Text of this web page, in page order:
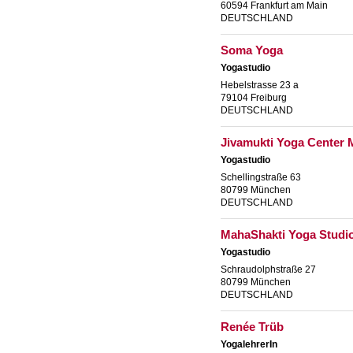
60594 Frankfurt am Main
DEUTSCHLAND
Soma Yoga
Yogastudio
Hebelstrasse 23 a
79104 Freiburg
DEUTSCHLAND
Jivamukti Yoga Center
Yogastudio
Schellingstraße 63
80799 München
DEUTSCHLAND
MahaShakti Yoga
Yogastudio
Schraudolphstraße 27
80799 München
DEUTSCHLAND
Renée Trüb
YogalehrerIn